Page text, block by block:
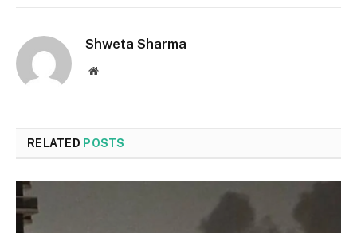
Shweta Sharma
Website
RELATED POSTS